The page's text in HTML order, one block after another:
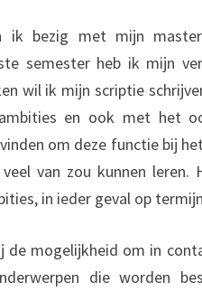
bezig met mijn
semester heb ik mijn
wil ik mijn scriptie
en ook met het
om deze functie bij
van zou kunnen
in ieder geval op
de mogelijkheid om in
die worden